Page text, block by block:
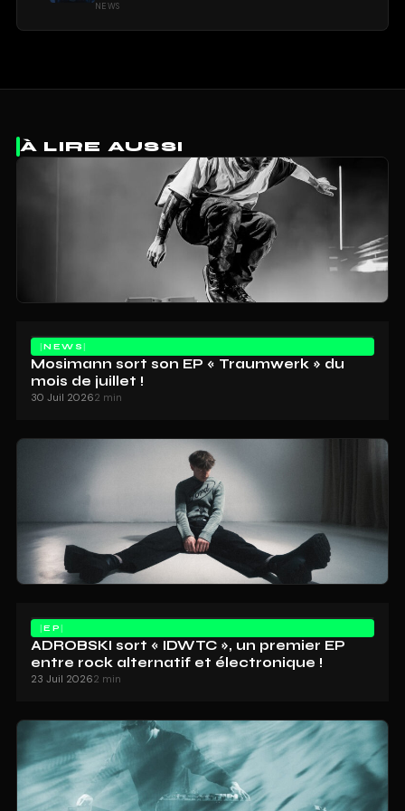
NEWS
À LIRE AUSSI
NEWS
Mosimann sort son EP « Traumwerk » du
mois de juillet !
30 Juil 20262 min
EP
ADROBSKI sort « IDWTC », un premier EP
entre rock alternatif et électronique !
23 Juil 20262 min